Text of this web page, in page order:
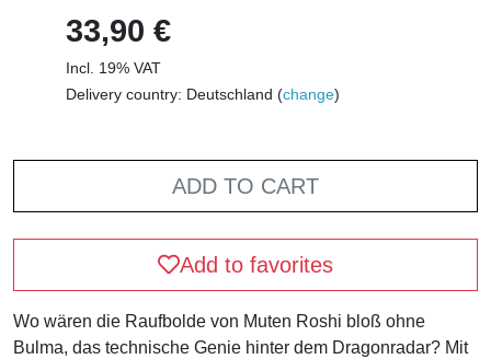
33,90 €
Incl. 19% VAT
Delivery country: Deutschland (change)
ADD TO CART
Add to favorites
Wo wären die Raufbolde von Muten Roshi bloß ohne
Bulma, das technische Genie hinter dem Dragonradar? Mit